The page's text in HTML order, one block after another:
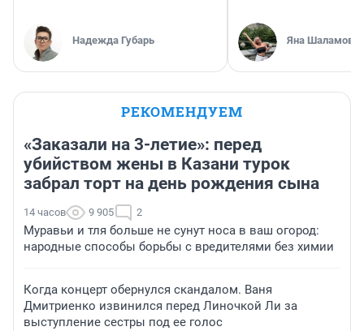
Надежда Губарь Яна Шаламова
РЕКОМЕНДУЕМ
«Заказали на 3-летие»: перед
убийством жены в Казани турок
забрал торт на день рождения сына
14 часов 9 905 2
Муравьи и тля больше не сунут носа в ваш огород:
народные способы борьбы с вредителями без химии
Когда концерт обернулся скандалом. Ваня
Дмитриенко извинился перед Линочкой Ли за
выступление сестры под ее голос